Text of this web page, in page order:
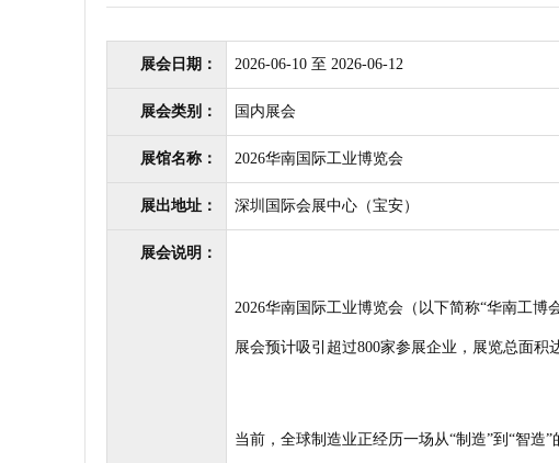
展会日期： 2026-06-10 至 2026-06-12
展会类别： 国内展会
展馆名称： 2026华南国际工业博览会
展出地址： 深圳国际会展中心（宝安）
展会说明：
2026华南国际工业博览会（以下简称“华南工博
展会预计吸引超过800家参展企业，展览总面积
当前，全球制造业正经历一场从“制造”到 “智造”